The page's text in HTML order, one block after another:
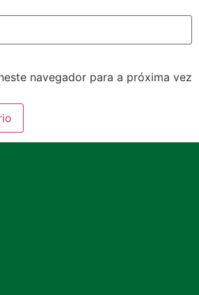
navegador para a próxima vez